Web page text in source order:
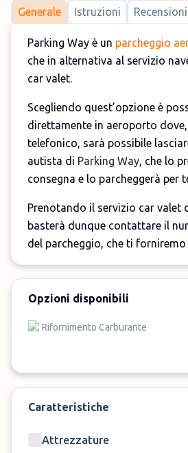
Generale Istruzioni Recensioni
Parking Way è un parcheggio
che in alternativa al servizio
car valet.
Scegliendo quest’opzione è
direttamente in aeroporto
telefonico, sarà possibile
autista di Parking Way, che lo
consegna e lo parcheggerà per
Prenotando il servizio car valet
basterà dunque contattare il
del parcheggio, che ti
usufruire del servizio e dunque
ritirare il veicolo direttamente in
Prenota ora il servizio car
Parking Waya
Opzioni disponibili
Rifornimento Carburante
Caratteristiche
Attrezzature